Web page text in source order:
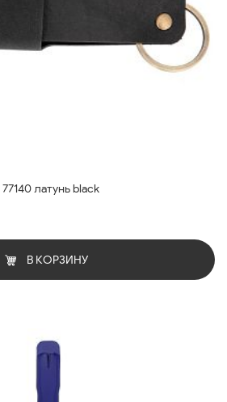
латунь black
В КОРЗИНУ